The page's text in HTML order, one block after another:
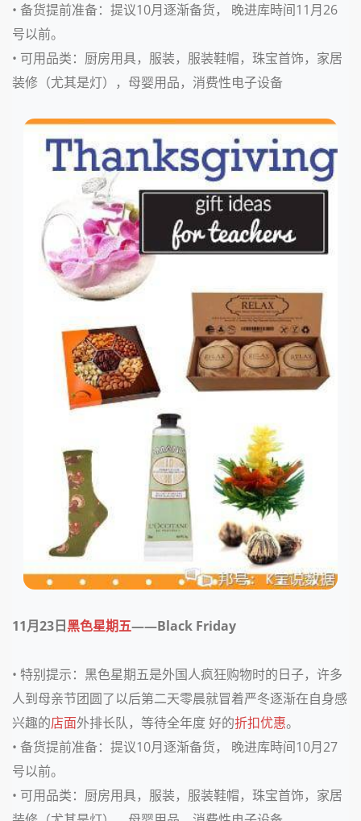
• 备货提前准备： 提议10月逐渐备货， 晚进库時间11月26
号以前。
• 可用品类： 厨房用具，服装，服装鞋帽，珠宝首饰，家居
装修（尤其是灯），母婴用品，消费性电子设备
11月23日黑色星期五——Black Friday
• 特别提示： 黑色星期五是外国人疯狂购物时的日子，许多
人到母亲节团圆了以后第二天零晨就冒着严冬逐渐在自身感
兴趣的店面外排长队，等待全年度 好的折扣优惠。
• 备货提前准备： 提议10月逐渐备货， 晚进库時间10月27
号以前。
• 可用品类： 厨房用具，服装，服装鞋帽，珠宝首饰，家居